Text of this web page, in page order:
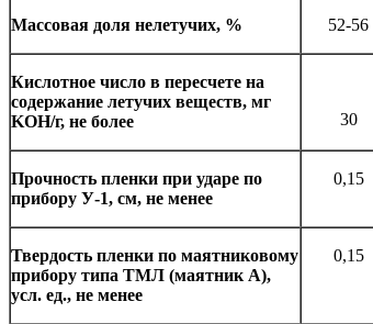
Массовая доля нелетучих, % 52-56
Кислотное число в пересчете на
содержание летучих веществ, мг
KOH/г, не более
30
Прочность пленки при ударе по
прибору У-1, см, не менее
0,15
Твердость пленки по маятниковому
прибору типа ТМЛ (маятник А),
усл. ед., не менее
0,15